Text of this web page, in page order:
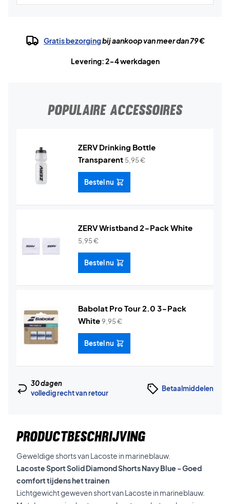
Gratis bezorgingbij aankoop van meer dan 79 €
Levering: 2-4 werkdagen
POPULAIRE ACCESSOIRES
ZERV Drinking Bottle
Transparent 5,95€
Bestel nu
ZERV Wristband 2-Pack White
5,95€
Bestel nu
Babolat Pro Tour 2.0 3-Pack
White9,95€
Bestel nu
30 dagen
volledig recht van retour
Betaalmiddelen
PRODUCTBESCHRIJVING
Geweldige shorts van Lacoste in marineblauw.
Lacoste Sport Solid Diamond Shorts Navy Blue - Goed
comfort tijdens het trainen
Lichtgewicht geweven short van Lacoste in marineblauw.